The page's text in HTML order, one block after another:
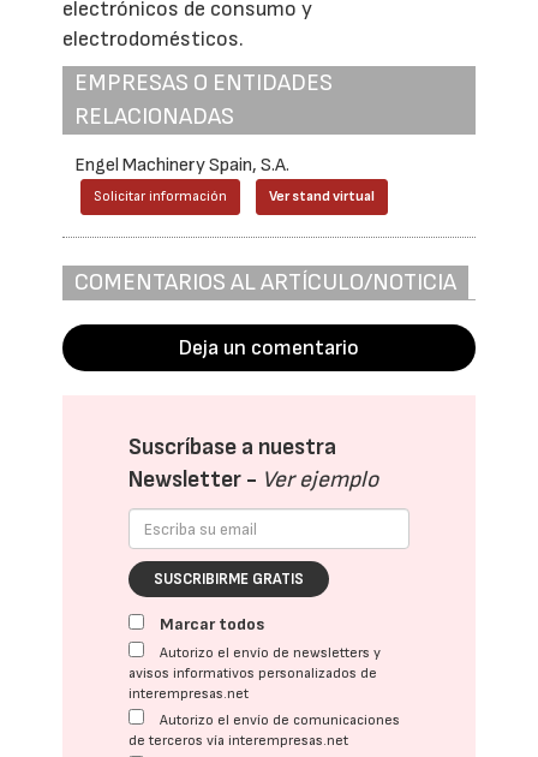
electrónicos de consumo y
electrodomésticos.
EMPRESAS O ENTIDADES
RELACIONADAS
Engel Machinery Spain, S.A.
Solicitar información Ver stand virtual
COMENTARIOS AL ARTÍCULO/NOTICIA
Deja un comentario
Suscríbase a nuestra
Newsletter - Ver ejemplo
SUSCRIBIRME GRATIS
Marcar todos
Autorizo el envío de newsletters y
avisos informativos personalizados de
interempresas.net
Autorizo el envío de comunicaciones
de terceros vía interempresas.net